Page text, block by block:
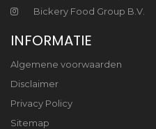
Bickery Food Group B.V.
INFORMATIE
Algemene voorwaarden
Disclaimer
Privacy Policy
Sitemap